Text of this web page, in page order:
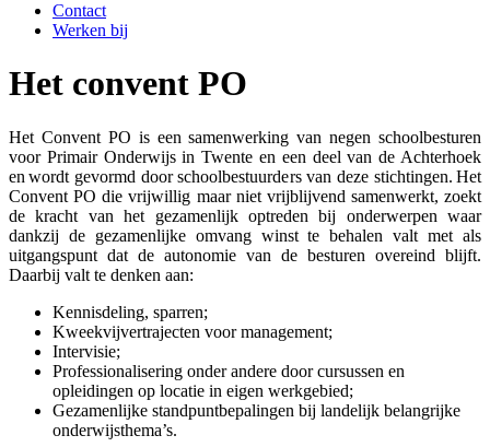
Contact
Werken bij
Het convent PO
Het Convent PO is een samenwerking van negen schoolbesturen
voor Primair Onderwijs in Twente en een deel van de Achterhoek
en wordt gevormd door schoolbestuurders van deze stichtingen. Het
Convent PO die vrijwillig maar niet vrijblijvend samenwerkt, zoekt
de kracht van het gezamenlijk optreden bij onderwerpen waar
dankzij de gezamenlijke omvang winst te behalen valt met als
uitgangspunt dat de autonomie van de besturen overeind blijft.
Daarbij valt te denken aan:
Kennisdeling, sparren;
Kweekvijvertrajecten voor management;
Intervisie;
Professionalisering onder andere door cursussen en
opleidingen op locatie in eigen werkgebied;
Gezamenlijke standpuntbepalingen bij landelijk belangrijke
onderwijsthema’s.